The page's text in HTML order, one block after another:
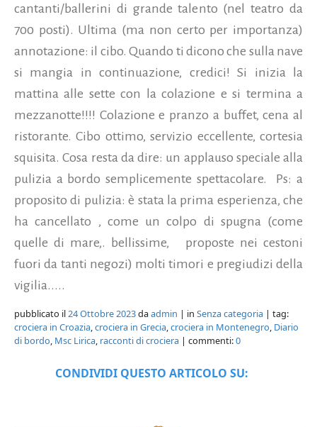
cantanti/ballerini di grande talento (nel teatro da
700 posti). Ultima (ma non certo per importanza)
annotazione: il cibo. Quando ti dicono che sulla nave
si mangia in continuazione, credici! Si inizia la
mattina alle sette con la colazione e si termina a
mezzanotte!!!! Colazione e pranzo a buffet, cena al
ristorante. Cibo ottimo, servizio eccellente, cortesia
squisita. Cosa resta da dire: un applauso speciale alla
pulizia a bordo semplicemente spettacolare. Ps: a
proposito di pulizia: è stata la prima esperienza, che
ha cancellato , come un colpo di spugna (come
quelle di mare,. bellissime, proposte nei cestoni
fuori da tanti negozi) molti timori e pregiudizi della
vigilia.....
pubblicato il24 Ottobre 2023daadmin | in Senza categoria | tag:
crociera in Croazia,crociera in Grecia,crociera in Montenegro, Diario
di bordo, Msc Lirica, racconti di crociera | commenti:0
CONDIVIDI QUESTO ARTICOLO SU: